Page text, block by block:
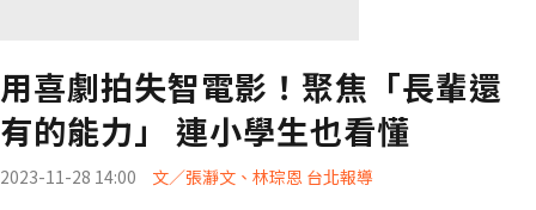
用喜劇拍失智電影！聚焦「長輩還
有的能力」 連小學生也看懂
2023-11-28 14:00 文／張瀞文、林琮恩 台北報導